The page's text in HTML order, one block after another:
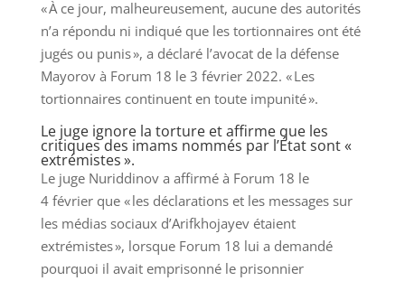
« À ce jour, malheureusement, aucune des autorités
n’a répondu ni indiqué que les tortionnaires ont été
jugés ou punis », a déclaré l’avocat de la défense
Mayorov à Forum 18 le 3 février 2022. « Les
tortionnaires continuent en toute impunité ».
Le juge ignore la torture et affirme que les
critiques des imams nommés par l’État sont «
extrémistes ».
Le juge Nuriddinov a affirmé à Forum 18 le
4 février que « les déclarations et les messages sur
les médias sociaux d’Arifkhojayev étaient
extrémistes », lorsque Forum 18 lui a demandé
pourquoi il avait emprisonné le prisonnier